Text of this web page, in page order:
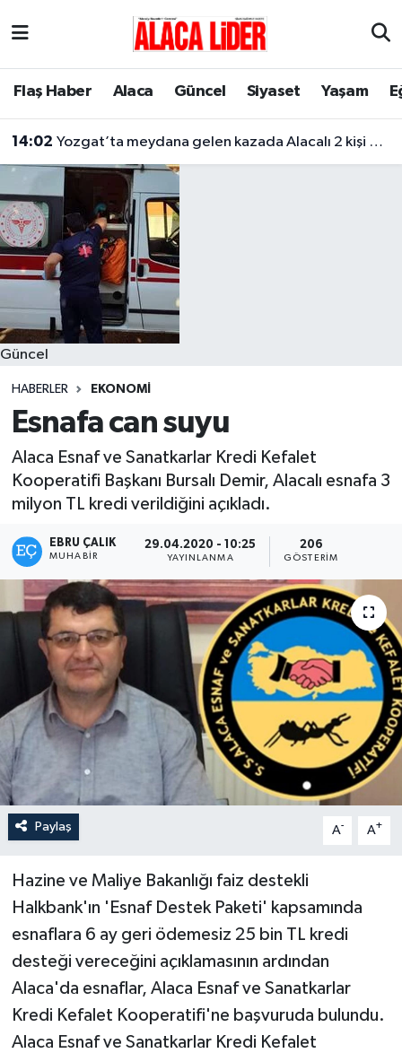
Flaş Haber Alaca Güncel Siyaset Yaşam
14:02 Yozgat’ta meydana gelen kazada Alacalı 2 kişi hayatını kaybetti
Güncel
HABERLER EKONOMI
Esnafa can suyu
Alaca Esnaf ve Sanatkarlar Kredi Kefalet
Kooperatifi Başkanı Bursalı Demir, Alacalı esnafa 3
milyon TL kredi verildiğini açıkladı.
EBRU ÇALIK
MUHABIR
29.04.2020 - 10:25
YAYINLANMA
206
GÖSTERIM
Paylaş A- A+
Hazine ve Maliye Bakanlığı faiz destekli
Halkbank'ın 'Esnaf Destek Paketi' kapsamında
esnaflara 6 ay geri ödemesiz 25 bin TL kredi
desteği vereceğini açıklamasının ardından
Alaca'da esnaflar, Alaca Esnaf ve Sanatkarlar
Kredi Kefalet Kooperatifi'ne başvuruda bulundu.
Alaca Esnaf ve Sanatkarlar Kredi Kefalet
Çorum Nöbetçi Eczaneler
Çorum Trafik Yoğunluk Haritası
Süper Lig Puan Durumu ve Fikstür
Tüm Manşetler
Son Dakika Haberleri
Haber Arşivi